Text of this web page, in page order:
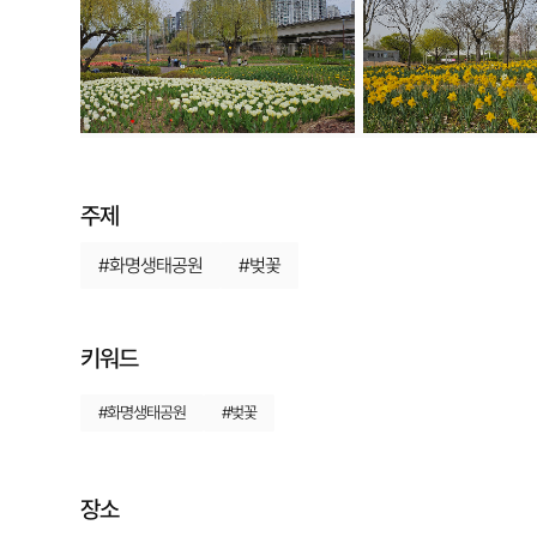
주제
#화명생태공원 #벚꽃
키워드
#화명생태공원 #벚꽃
장소